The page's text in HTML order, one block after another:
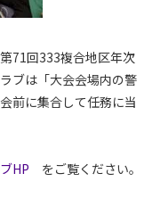
71回333複合地区年次
ブは「大会会場内の警
前に集合して任務に当
HP をご覧ください。